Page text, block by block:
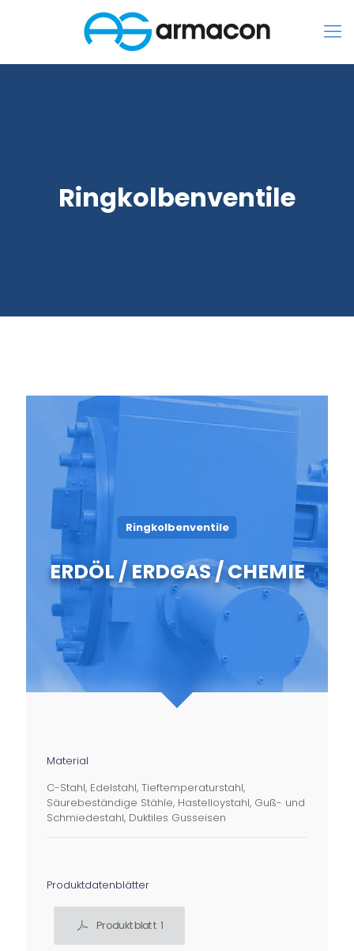
Ringkolbenventile
Ringkolbenventile
ERDÖL / ERDGAS / CHEMIE
Material
C-Stahl, Edelstahl, Tieftemperaturstahl,
Säurebeständige Stähle, Hastelloystahl, Guß- und
Schmiedestahl, Duktiles Gusseisen
Produktdatenblätter
Produktblatt 1